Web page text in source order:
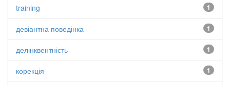
1
training
1
девіантна поведінка
1
делінквентність
1
корекція